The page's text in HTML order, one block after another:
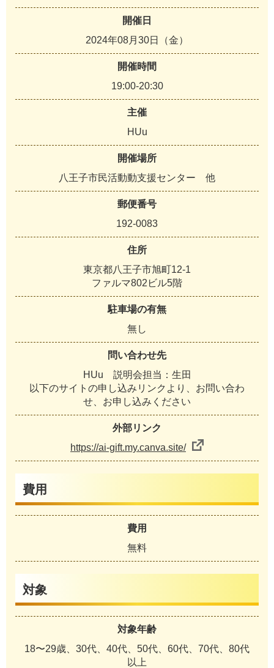
開催日
2024年08月30日（金）
開催時間
19:00-20:30
主催
HUu
開催場所
八王子市民活動動支援センター 他
郵便番号
192-0083
住所
東京都八王子市旭町12-1
ファルマ802ビル5階
駐車場の有無
無し
問い合わせ先
HUu 説明会担当：生田
以下のサイトの申し込みリンクより、お問い合わ
せ、お申し込みください
外部リンク
https://ai-gift.my.canva.site/
費用
費用
無料
対象
対象年齢
18〜29歳、30代、40代、50代、60代、70代、80代
以上